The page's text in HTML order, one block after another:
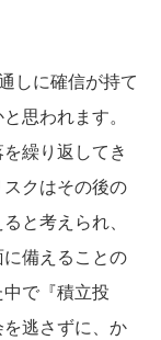
しに確信が持て
思われます。
繰り返してき
クはその後の
と考えられ、
備えることの
で『積立投
逃さずに、か